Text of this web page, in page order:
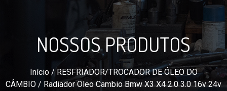
NOSSOS PRODUTOS
Início/RESFRIADOR/TROCADOR DE ÓLEO DO
CÂMBIO / Radiador Oleo Cambio Bmw X3 X4 2.0 3.0 16v 24v